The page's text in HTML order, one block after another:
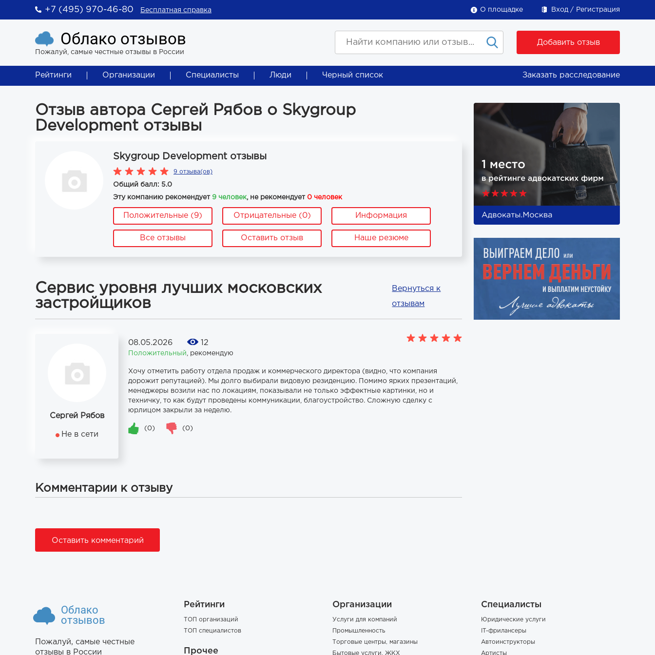
+7 (495) 970-46-80 Бесплатная справка О площадке Вход Регистрация
Облако отзывов
Пожалуй, самые честные отзывы в России
Добавить отзыв
Рейтинги Организации Специалисты Люди Черный список Заказать расследование
Отзыв автора Сергей Рябов о Skygroup
Development отзывы
Skygroup Development отзывы
9 отзыва(ов)
Общий балл: 5.0
Эту компанию рекомендует 9 человек, не рекомендует 0 человек
Положительные (9) Отрицательные (0) Информация
Все отзывы Оставить отзыв Наше резюме
Сервис уровня лучших московских
застройщиков
Вернуться к
отзывам
Сергей Рябов
Не в сети
08.05.2026 12
Положительный рекомендую
Хочу отметить работу отдела продаж и коммерческого директора (видно, что компания
дорожит репутацией). Мы долго выбирали видовую резиденцию. Помимо ярких презентаций,
менеджеры возили нас по локациям, показывали не только эффектные картинки, но и
техничку, то как будут проведены коммуникации, благоустройство. Сложную сделку с
юрлицом закрыли за неделю.
(0) (0)
Комментарии к отзыву
Оставить комментарий
Облако
отзывов
Пожалуй, самые честные
отзывы в России
Рейтинги
ТОП организаций
ТОП специалистов
Прочее
Организации
Услуги для компаний
Промышленность
Торговые центры, магазины
Бытовые услуги, ЖКХ
Специалисты
Юридические услуги
IT-фрилансеры
Автоинструкторы
Артисты